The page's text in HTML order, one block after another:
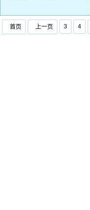
首页 上一页 3 4